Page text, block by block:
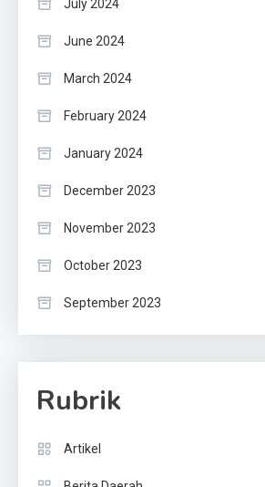
July 2024
June 2024
March 2024
February 2024
January 2024
December 2023
November 2023
October 2023
September 2023
Rubrik
Artikel